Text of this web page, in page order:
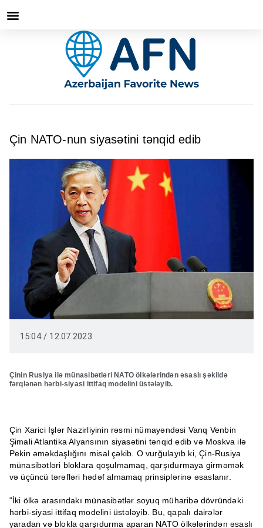
Çin NATO-nun siyasətini tənqid edib
15:04 / 12.07.2023
Çinin Rusiya ilə münasibətləri NATO ölkələrindən əsaslı şəkildə
fərqlənən hərbi-siyasi ittifaq modelini üstələyib.
Çin Xarici İşlər Nazirliyinin rəsmi nümayəndəsi Vanq Venbin
Şimali Atlantika Alyansının siyasətini tənqid edib və Moskva ilə
Pekin əməkdaşlığını misal çəkib. O vurğulayıb ki, Çin-Rusiya
münasibətləri bloklara qoşulmamaq, qarşıdurmaya girməmək
və üçüncü tərəfləri hədəf almamaq prinsiplərinə əsaslanır.
"İki ölkə arasındakı münasibətlər soyuq müharibə dövründəki
hərbi-siyasi ittifaq modelini üstələyib. Bu, qapalı dairələr
yaradan və blokla qarşıdurma aparan NATO ölkələrindən əsaslı